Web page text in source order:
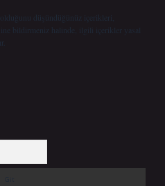
düşündüğünüz içerikleri,
bildirmeniz halinde, ilgili içerikler yasal